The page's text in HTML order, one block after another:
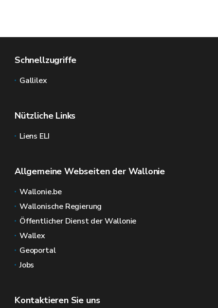
Schnellzugriffe
Gallilex
Nützliche Links
Liens ELI
Allgemeine Webseiten der Wallonie
Wallonie.be
Wallonische Regierung
Öffentlicher Dienst der Wallonie
Wallex
Geoportal
Jobs
Kontaktieren Sie uns